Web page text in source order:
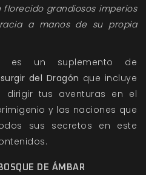
grandiosos imperios
a manos de su propia
es un suplemento de
del Dragón que incluye
tus aventuras en el
y las naciones que
sus secretos en este
DE ÁMBAR